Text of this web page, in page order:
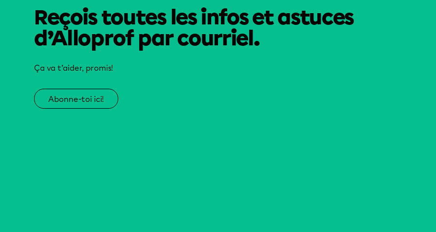
Reçois toutes les infos et astuces
d’Alloprof par courriel.
Ça va t’aider, promis!
Abonne-toi ici!